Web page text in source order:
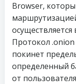
Browser,
Протокол .onion
покинет
определенный
от